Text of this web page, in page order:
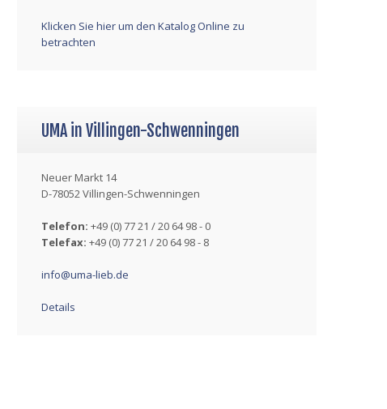
Klicken Sie hier um den Katalog Online zu
betrachten
UMA in Villingen-Schwenningen
Neuer Markt 14
D-78052 Villingen-Schwenningen
Telefon: +49 (0) 77 21 / 20 64 98 - 0
Telefax: +49 (0) 77 21 / 20 64 98 - 8
info@uma-lieb.de
Details